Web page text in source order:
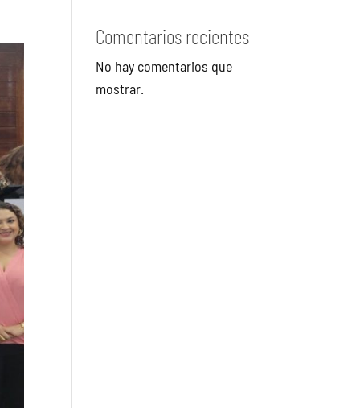
Comentarios recientes
No hay comentarios que
mostrar.